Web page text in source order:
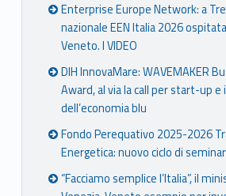
Enterprise Europe Network: a
nazionale EEN Italia 2026
Veneto. I VIDEO
DIH InnovaMare: WAVEMAKER
Award, al via la call per start-up
dell’economia blu
Fondo Perequativo 2025-2026
Energetica: nuovo ciclo di
“Facciamo semplice l’Italia”, il